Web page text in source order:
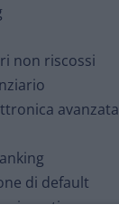
non riscossi
avanzata
di default